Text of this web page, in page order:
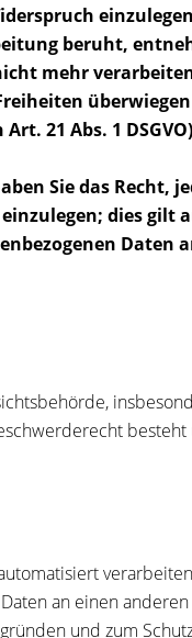
beruht,
mehr
21 Abs. 1
Sie das Recht,
dies
Daten
an einen
und zum